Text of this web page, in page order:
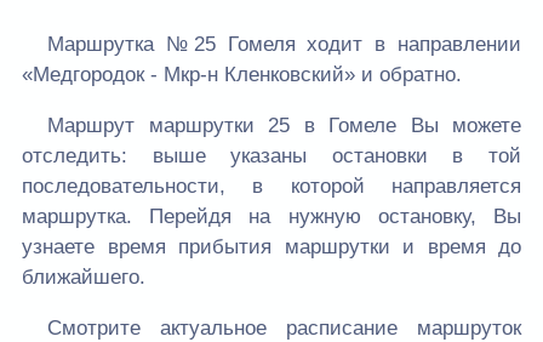
Маршрутка №25 Гомеля ходит в направлении
«Медгородок - Мкр-н Кленковский» и обратно.
Маршрут маршрутки 25 в Гомеле Вы можете
отследить: выше указаны остановки в той
последовательности, в которой направляется
маршрутка. Перейдя на нужную остановку, Вы
узнаете время прибытия маршрутки и время до
ближайшего.
Смотрите актуальное расписание маршруток